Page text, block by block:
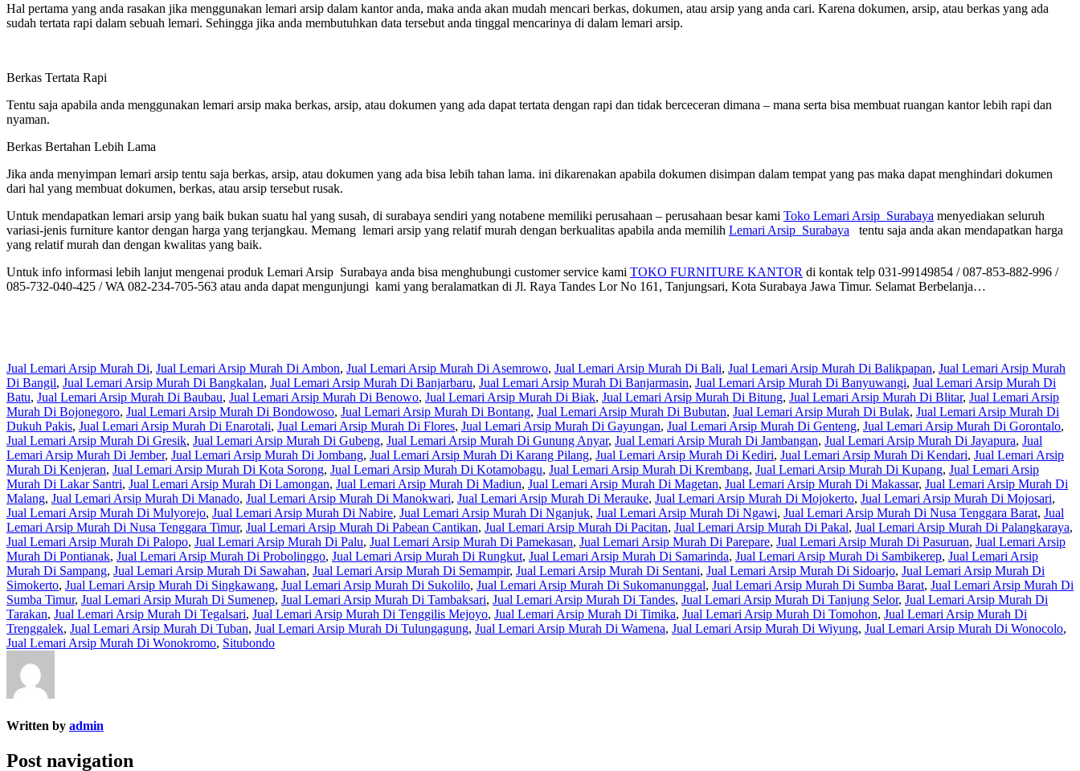
Hal pertama yang anda rasakan jika menggunakan lemari arsip dalam kantor anda, maka anda akan mudah mencari berkas, dokumen, atau arsip yang anda cari. Karena dokumen, arsip, atau berkas yang ada
sudah tertata rapi dalam sebuah lemari. Sehingga jika anda membutuhkan data tersebut anda tinggal mencarinya di dalam lemari arsip.
Berkas Tertata Rapi
Tentu saja apabila anda menggunakan lemari arsip maka berkas, arsip, atau dokumen yang ada dapat tertata dengan rapi dan tidak berceceran dimana – mana serta bisa membuat ruangan kantor lebih rapi dan
nyaman.
Berkas Bertahan Lebih Lama
Jika anda menyimpan lemari arsip tentu saja berkas, arsip, atau dokumen yang ada bisa lebih tahan lama. ini dikarenakan apabila dokumen disimpan dalam tempat yang pas maka dapat menghindari dokumen
dari hal yang membuat dokumen, berkas, atau arsip tersebut rusak.
Untuk mendapatkan lemari arsip yang baik bukan suatu hal yang susah, di surabaya sendiri yang notabene memiliki perusahaan – perusahaan besar kami Toko Lemari Arsip Surabaya menyediakan seluruh
variasi-jenis furniture kantor dengan harga yang terjangkau. Memang lemari arsip yang relatif murah dengan berkualitas apabila anda memilih Lemari Arsip Surabaya tentu saja anda akan mendapatkan harga
yang relatif murah dan dengan kwalitas yang baik.
Untuk info informasi lebih lanjut mengenai produk Lemari Arsip Surabaya anda bisa menghubungi customer service kami TOKO FURNITURE KANTOR di kontak telp 031-99149854 / 087-853-882-996 /
085-732-040-425 / WA 082-234-705-563 atau anda dapat mengunjungi kami yang beralamatkan di Jl. Raya Tandes Lor No 161, Tanjungsari, Kota Surabaya Jawa Timur. Selamat Berbelanja…
Jual Lemari Arsip Murah Di, Jual Lemari Arsip Murah Di Ambon, Jual Lemari Arsip Murah Di Asemrowo, Jual Lemari Arsip Murah Di Bali, Jual Lemari Arsip Murah Di Balikpapan, Jual Lemari Arsip Murah
Di Bangil, Jual Lemari Arsip Murah Di Bangkalan, Jual Lemari Arsip Murah Di Banjarbaru, Jual Lemari Arsip Murah Di Banjarmasin, Jual Lemari Arsip Murah Di Banyuwangi, Jual Lemari Arsip Murah Di
Batu, Jual Lemari Arsip Murah Di Baubau, Jual Lemari Arsip Murah Di Benowo, Jual Lemari Arsip Murah Di Biak, Jual Lemari Arsip Murah Di Bitung, Jual Lemari Arsip Murah Di Blitar, Jual Lemari Arsip
Murah Di Bojonegoro, Jual Lemari Arsip Murah Di Bondowoso, Jual Lemari Arsip Murah Di Bontang, Jual Lemari Arsip Murah Di Bubutan, Jual Lemari Arsip Murah Di Bulak, Jual Lemari Arsip Murah Di
Dukuh Pakis, Jual Lemari Arsip Murah Di Enarotali, Jual Lemari Arsip Murah Di Flores, Jual Lemari Arsip Murah Di Gayungan, Jual Lemari Arsip Murah Di Genteng, Jual Lemari Arsip Murah Di Gorontalo,
Jual Lemari Arsip Murah Di Gresik, Jual Lemari Arsip Murah Di Gubeng, Jual Lemari Arsip Murah Di Gunung Anyar, Jual Lemari Arsip Murah Di Jambangan, Jual Lemari Arsip Murah Di Jayapura, Jual
Lemari Arsip Murah Di Jember, Jual Lemari Arsip Murah Di Jombang, Jual Lemari Arsip Murah Di Karang Pilang, Jual Lemari Arsip Murah Di Kediri, Jual Lemari Arsip Murah Di Kendari, Jual Lemari Arsip
Murah Di Kenjeran, Jual Lemari Arsip Murah Di Kota Sorong, Jual Lemari Arsip Murah Di Kotamobagu, Jual Lemari Arsip Murah Di Krembang, Jual Lemari Arsip Murah Di Kupang, Jual Lemari Arsip
Murah Di Lakar Santri, Jual Lemari Arsip Murah Di Lamongan, Jual Lemari Arsip Murah Di Madiun, Jual Lemari Arsip Murah Di Magetan, Jual Lemari Arsip Murah Di Makassar, Jual Lemari Arsip Murah Di
Malang, Jual Lemari Arsip Murah Di Manado, Jual Lemari Arsip Murah Di Manokwari, Jual Lemari Arsip Murah Di Merauke, Jual Lemari Arsip Murah Di Mojokerto, Jual Lemari Arsip Murah Di Mojosari,
Jual Lemari Arsip Murah Di Mulyorejo, Jual Lemari Arsip Murah Di Nabire, Jual Lemari Arsip Murah Di Nganjuk, Jual Lemari Arsip Murah Di Ngawi, Jual Lemari Arsip Murah Di Nusa Tenggara Barat, Jual
Lemari Arsip Murah Di Nusa Tenggara Timur, Jual Lemari Arsip Murah Di Pabean Cantikan, Jual Lemari Arsip Murah Di Pacitan, Jual Lemari Arsip Murah Di Pakal, Jual Lemari Arsip Murah Di Palangkaraya,
Jual Lemari Arsip Murah Di Palopo, Jual Lemari Arsip Murah Di Palu, Jual Lemari Arsip Murah Di Pamekasan, Jual Lemari Arsip Murah Di Parepare, Jual Lemari Arsip Murah Di Pasuruan, Jual Lemari Arsip
Murah Di Pontianak, Jual Lemari Arsip Murah Di Probolinggo, Jual Lemari Arsip Murah Di Rungkut, Jual Lemari Arsip Murah Di Samarinda, Jual Lemari Arsip Murah Di Sambikerep, Jual Lemari Arsip
Murah Di Sampang, Jual Lemari Arsip Murah Di Sawahan, Jual Lemari Arsip Murah Di Semampir, Jual Lemari Arsip Murah Di Sentani, Jual Lemari Arsip Murah Di Sidoarjo, Jual Lemari Arsip Murah Di
Simokerto, Jual Lemari Arsip Murah Di Singkawang, Jual Lemari Arsip Murah Di Sukolilo, Jual Lemari Arsip Murah Di Sukomanunggal, Jual Lemari Arsip Murah Di Sumba Barat, Jual Lemari Arsip Murah Di
Sumba Timur, Jual Lemari Arsip Murah Di Sumenep, Jual Lemari Arsip Murah Di Tambaksari, Jual Lemari Arsip Murah Di Tandes, Jual Lemari Arsip Murah Di Tanjung Selor, Jual Lemari Arsip Murah Di
Tarakan, Jual Lemari Arsip Murah Di Tegalsari, Jual Lemari Arsip Murah Di Tenggilis Mejoyo, Jual Lemari Arsip Murah Di Timika, Jual Lemari Arsip Murah Di Tomohon, Jual Lemari Arsip Murah Di
Trenggalek, Jual Lemari Arsip Murah Di Tuban, Jual Lemari Arsip Murah Di Tulungagung, Jual Lemari Arsip Murah Di Wamena, Jual Lemari Arsip Murah Di Wiyung, Jual Lemari Arsip Murah Di Wonocolo,
Jual Lemari Arsip Murah Di Wonokromo, Situbondo
Written by admin
Post navigation